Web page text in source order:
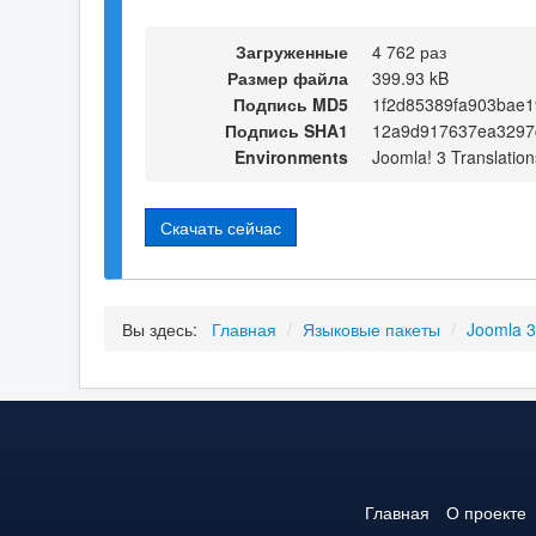
Загруженные
4 762 раз
Размер файла
399.93 kB
Подпись MD5
Подпись SHA1
Environments
Joomla! 3
Скачать сейчас
Вы здесь: Главная / Языковые пакеты / Joomla
Главная О проекте